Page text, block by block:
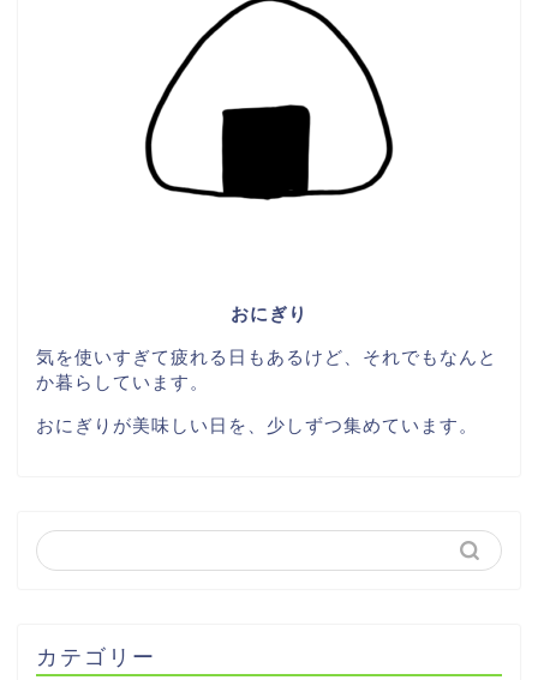
おにぎり
気を使いすぎて疲れる日もあるけど、それでもなんと
か暮らしています。
おにぎりが美味しい日を、少しずつ集めています。
カテゴリー